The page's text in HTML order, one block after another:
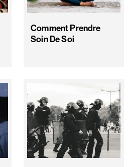
Comment Prendre
Soin De Soi